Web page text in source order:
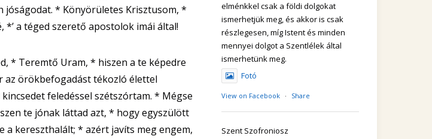
jóságodat. * Könyörületes Krisztusom, *
*’ a téged szerető apostolok imái által!
* Teremtő Uram, * hiszen a te képedre
örökbefogadást tékozló élettel
feledéssel szétszórtam. * Mégse
te jónak láttad azt, * hogy egyszülött
a kereszthalált; * azért javíts meg engem,
elménkkel csak a földi dolgokat
ismerhetjük meg, és akkor is csak
részlegesen, míg Istent és minden
mennyei dolgot a Szentlélek által
ismerhetünk meg.
Fotó
View on Facebook · Share
Szent Szofroniosz